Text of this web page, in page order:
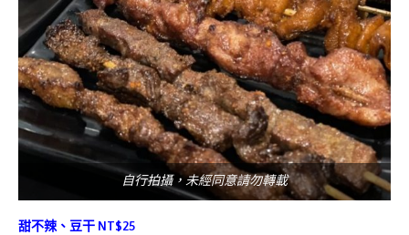
自行拍攝，未經同意請勿轉載
甜不辣、豆干 NT$25